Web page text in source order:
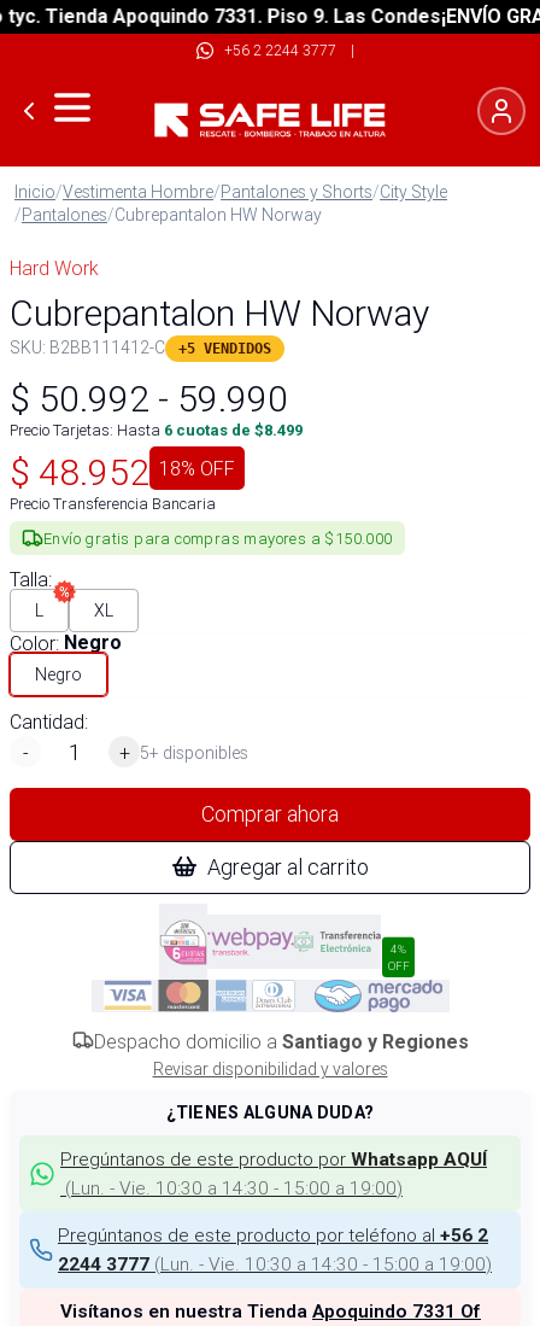
Tienda Apoquindo 7331. Piso 9. Las Condes¡ENVÍO
+56 2 2244 3777 |
Inicio/Vestimenta Hombre/Pantalones y Shorts/City Style
/Pantalones/Cubrepantalon HW Norway
Hard Work
Cubrepantalon HW Norway
SKU: B2BB111412-C +5 VENDIDOS
$ 50.992 - 59.990
Precio Tarjetas: Hasta 6 cuotas de $8.499
$ 48.952 18% OFF
Precio Transferencia Bancaria
Envío gratis para compras mayores a $150.000
Talla:
L XL
Color: Negro
Negro
Cantidad:
-
+ 5+ disponibles
Comprar ahora
Agregar al carrito
4%
OFF
Despacho domicilio a Santiago y Regiones
Revisar disponibilidad y valores
¿TIENES ALGUNA DUDA?
Pregúntanos de este producto por Whatsapp AQUÍ
(Lun. - Vie. 10:30 a 14:30 - 15:00 a 19:00)
Pregúntanos de este producto por teléfono al +56 2
2244 3777 (Lun. - Vie. 10:30 a 14:30 - 15:00 a 19:00)
Visítanos en nuestra Tienda Apoquindo 7331 Of